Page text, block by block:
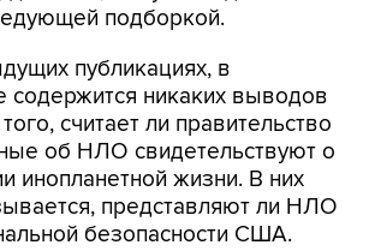
подборкой.
публикациях, в
содержится никаких выводов
считает ли правительство
об НЛО свидетельствуют о
инопланетной жизни. В них
представляют ли НЛО
безопасности США.